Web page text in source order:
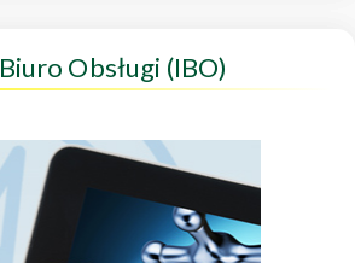
Biuro Obsługi (IBO)